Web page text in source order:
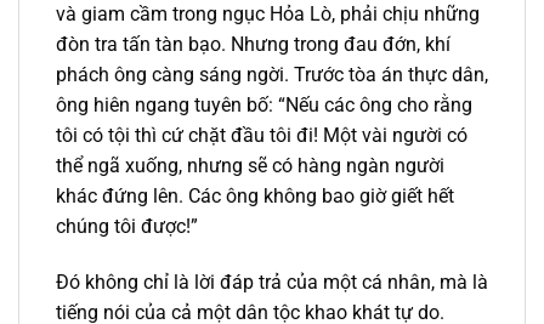
và giam cầm trong ngục Hỏa Lò, phải chịu những
đòn tra tấn tàn bạo. Nhưng trong đau đớn, khí
phách ông càng sáng ngời. Trước tòa án thực dân,
ông hiên ngang tuyên bố: “Nếu các ông cho rằng
tôi có tội thì cứ chặt đầu tôi đi! Một vài người có
thể ngã xuống, nhưng sẽ có hàng ngàn người
khác đứng lên. Các ông không bao giờ giết hết
chúng tôi được!”
Đó không chỉ là lời đáp trả của một cá nhân, mà là
tiếng nói của cả một dân tộc khao khát tự do.